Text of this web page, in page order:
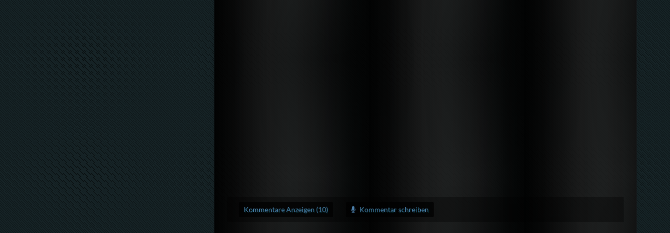
Kommentare Anzeigen (10) Kommentar schreiben